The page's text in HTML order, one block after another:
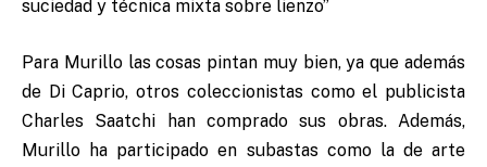
suciedad y técnica mixta sobre lienzo”
Para Murillo las cosas pintan muy bien, ya que además
de Di Caprio, otros coleccionistas como el publicista
Charles Saatchi han comprado sus obras. Además,
Murillo ha participado en subastas como la de arte